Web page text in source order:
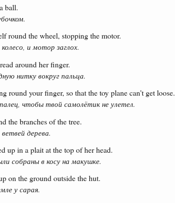
ball.
round the wheel, stopping the motor.
и мотор заглох.
around her finger.
нитку вокруг пальца.
round your finger, so that the toy plane can't get loose.
чтобы твой самолётик не улетел.
the branches of the tree.
дерева.
up in a plait at the top of her head.
собраны в косу на макушке.
on the ground outside the hut.
у сарая.